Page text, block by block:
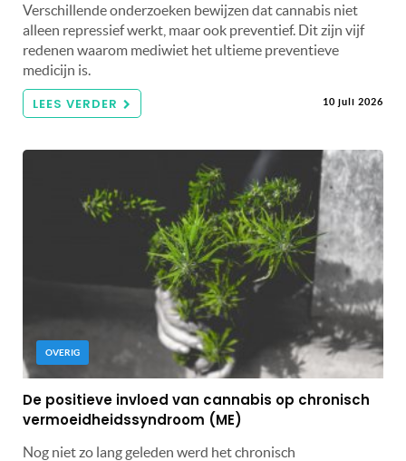
Verschillende onderzoeken bewijzen dat cannabis niet
alleen repressief werkt, maar ook preventief. Dit zijn vijf
redenen waarom mediwiet het ultieme preventieve
medicijn is.
LEES VERDER 10 juli 2026
OVERIG
De positieve invloed van cannabis op chronisch
vermoeidheidssyndroom (ME)
Nog niet zo lang geleden werd het chronisch